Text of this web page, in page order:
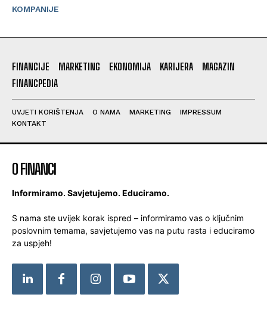
KOMPANIJE
FINANCIJE MARKETING EKONOMIJA KARIJERA
MAGAZIN
FINANCPEDIA
UVJETI KORIŠTENJA O NAMA MARKETING
IMPRESSUM
KONTAKT
O FINANCI
Informiramo. Savjetujemo. Educiramo.
S nama ste uvijek korak ispred – informiramo vas o ključnim
poslovnim temama, savjetujemo vas na putu rasta i educiramo
za uspjeh!